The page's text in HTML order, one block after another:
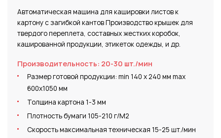
Автоматическая машина для кашировки листов к
картону с загибкой кантовПроизводство крышек для
твердого переплета, составных жесткихкоробок,
кашированной продукции, этикеток одежды, и др.
Производительность: 20-30 шт./мин
Размер готовой продукции: min 140 х 240 мм max
600х1050 мм
Толщина картона 1-3 мм
Плотность бумаги 105-210 г/М2
Скорость максимальная техническая 15-25 шт./мин